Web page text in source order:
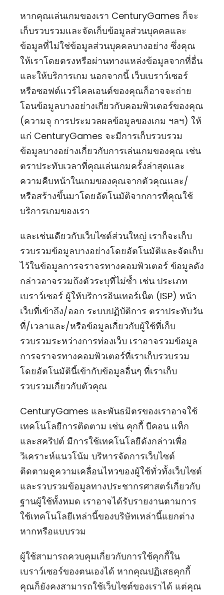
หากคุณเล่นเกมของเรา CenturyGames ก็จะ
เก็บรวบรวมและจัดเก็บข้อมูลส่วนบุคคลและ
ข้อมูลที่ไม่ใช่ข้อมูลส่วนบุคคลบางอย่าง ซึ่งคุณ
ให้เราโดยตรงหรือผ่านทางแหล่งข้อมูลจากที่อื่น
และให้บริการเกม นอกจากนี้ เว็บเบราว์เซอร์
หรือซอฟต์แวร์ไคลเอนต์ของคุณก็อาจจะถ่าย
โอนข้อมูลบางอย่างเกี่ยวกับคอมพิวเตอร์ของคุณ
(ความจุ การประมวลผลข้อมูลของเกม ฯลฯ) ให้
แก่ CenturyGames จะมีการเก็บรวบรวม
ข้อมูลบางอย่างเกี่ยวกับการเล่นเกมของคุณ เช่น
ตราประทับเวลาที่คุณเล่นเกมครั้งล่าสุดและ
ความคืบหน้าในเกมของคุณจากตัวคุณและ/
หรือสร้างขึ้นมาโดยอัตโนมัติจากการที่คุณใช้
บริการเกมของเรา
และเช่นเดียวกับเว็บไซต์ส่วนใหญ่ เราก็จะเก็บ
รวบรวมข้อมูลบางอย่างโดยอัตโนมัติและจัดเก็บ
ไว้ในข้อมูลการจราจรทางคอมพิวเตอร์ ข้อมูลดัง
กล่าวอาจรวมถึงตัวระบุที่ไม่ซ้ำ เช่น ประเภท
เบราว์เซอร์ ผู้ให้บริการอินเทอร์เน็ต (ISP) หน้า
เว็บที่เข้าถึง/ออก ระบบปฏิบัติการ ตราประทับวัน
ที่/เวลาและ/หรือข้อมูลเกี่ยวกับผู้ใช้ที่เก็บ
รวบรวมระหว่างการท่องเว็บ เราอาจรวมข้อมูล
การจราจรทางคอมพิวเตอร์ที่เราเก็บรวบรวม
โดยอัตโนมัตินี้เข้ากับข้อมูลอื่นๆ ที่เราเก็บ
รวบรวมเกี่ยวกับตัวคุณ
CenturyGames และพันธมิตรของเราอาจใช้
เทคโนโลยีการติดตาม เช่น คุกกี้ บีคอน แท็ก
และสคริปต์ มีการใช้เทคโนโลยีดังกล่าวเพื่อ
วิเคราะห์แนวโน้ม บริหารจัดการเว็บไซต์
ติดตามดูความเคลื่อนไหวของผู้ใช้ทั่วทั้งเว็บไซต์
และรวบรวมข้อมูลทางประชากรศาสตร์เกี่ยวกับ
ฐานผู้ใช้ทั้งหมด เราอาจได้รับรายงานตามการ
ใช้เทคโนโลยีเหล่านี้ของบริษัทเหล่านี้แยกต่าง
หากหรือแบบรวม
ผู้ใช้สามารถควบคุมเกี่ยวกับการใช้คุกกี้ใน
เบราว์เซอร์ของตนเองได้ หากคุณปฏิเสธคุกกี้
คุณก็ยังคงสามารถใช้เว็บไซต์ของเราได้ แต่คุณ